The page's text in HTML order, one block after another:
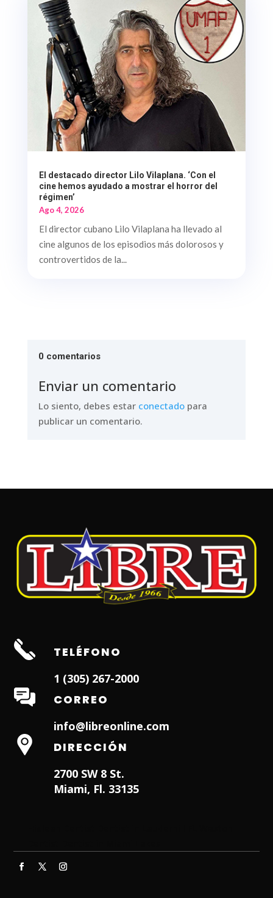
El destacado director Lilo Vilaplana. ‘Con el
cine hemos ayudado a mostrar el horror del
régimen’
Ago 4, 2026
El director cubano Lilo Vilaplana ha llevado al
cine algunos de los episodios más dolorosos y
controvertidos de la...
0 comentarios
Enviar un comentario
Lo siento, debes estar conectadopara
publicar un comentario.
TELÉFONO
1 (305) 267-2000
CORREO
info@libreonline.com
DIRECCIÓN
2700 SW 8 St.
Miami, Fl. 33135